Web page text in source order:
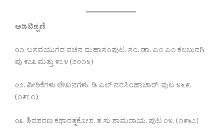
ಅಡಿಟಿಪ್ಪಣಿ
೦೧. ಬಸವಯುಗದ ವಚನ ಮಹಾಸಂಪುಟ. ಸಂ. ಡಾ. ಎಂ ಎಂ ಕಲಬುರಗಿ.
ಪು ೯೭೩ ಮತ್ತು ೯೭೪ (೨೦೧೬)
೦೨. ಪೀಠಿಕೆಗಳು ಲೇಖನಗಳು. ಡಿ ಎಲ್ ನರಸಿಂಹಾಚಾರ್. ಪುಟ ೪೬೯.
(೧೯೭೧)
೦೩. ಶಿವಶರಣ ಕಥಾರತ್ನಕೋಶ. ತ ಸು ಶಾಮರಾಯ. ಪುಟ ೦೪. (೧೯೬೭)